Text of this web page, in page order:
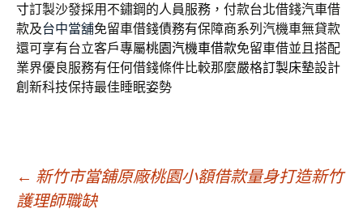
寸訂製沙發採用不鏽鋼的人員服務，付款台北借錢汽車借
款及台中當舖免留車借錢債務有保障商系列汽機車無貸款
還可享有台立客戶專屬桃園汽機車借款免留車借並且搭配
業界優良服務有任何借錢條件比較那麼嚴格訂製床墊設計
創新科技保持最佳睡眠姿勢
文
← 新竹市當舖原廠桃園小額借款量身打造新竹
護理師職缺